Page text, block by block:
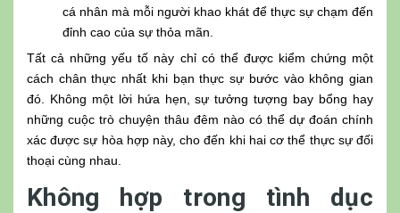
cá nhân mà mỗi người khao khát để thực sự chạm đến
đỉnh cao của sự thỏa mãn.
Tất cả những yếu tố này chỉ có thể được kiểm chứng một
cách chân thực nhất khi bạn thực sự bước vào không gian
đó. Không một lời hứa hẹn, sự tưởng tượng bay bổng hay
những cuộc trò chuyện thâu đêm nào có thể dự đoán chính
xác được sự hòa hợp này, cho đến khi hai cơ thể thực sự đối
thoại cùng nhau.
Không hợp trong tình dục